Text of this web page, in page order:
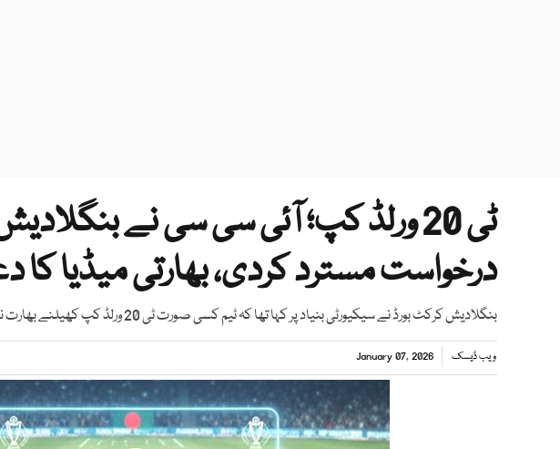
ٹی 20 ورلڈ کپ؛ آئی سی سی نے
درخواست مسترد کردی، بھارتی میڈیا کا
بنگلادیش کرکٹ بورڈ نے سیکیورٹی بنیاد پر کہا تھا کہ ٹیم کسی صورت ٹی 20 ورلڈ کپ کھیلنے بھارت نہیں جائے گی
ویب ڈیسک January 07, 2026